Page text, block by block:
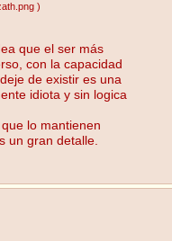
)
que el ser más
con la capacidad
de existir es una
idiota y sin logica
lo mantienen
un gran detalle.